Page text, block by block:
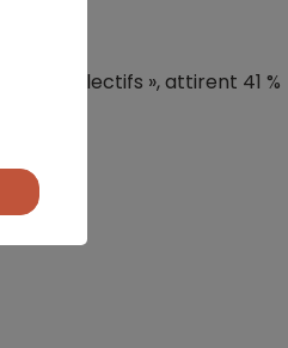
collectifs », attirent 41 %
?